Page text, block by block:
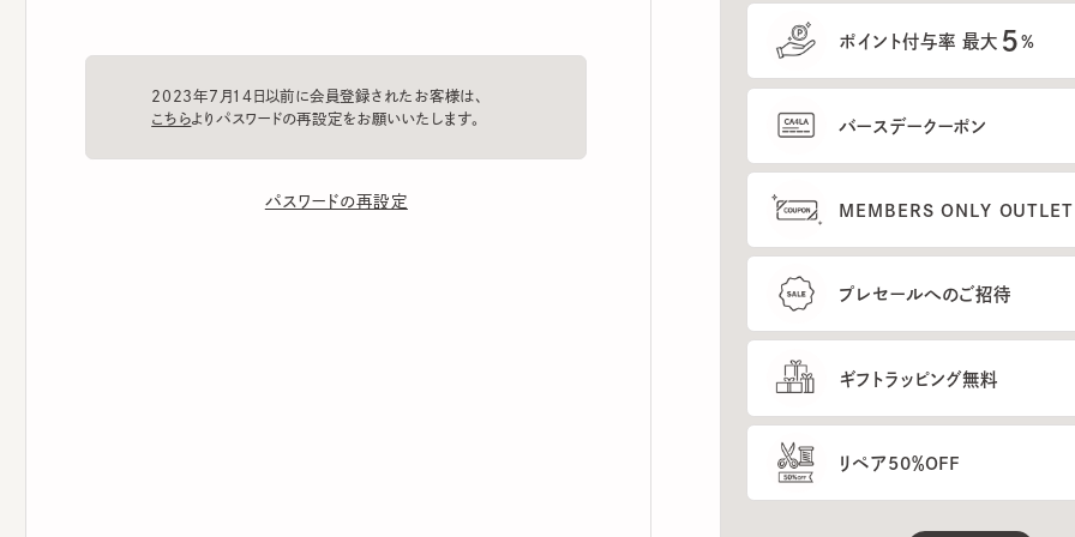
2023年7月14日以前に会員登録されたお客様は、
パスワードの再設定
ポイント付与率 最大 %
バースデークーポン
MEMBERS ONLY OUTLETのご
プレセールへのご招待
ギフトラッピング無料
リペア50％OFF